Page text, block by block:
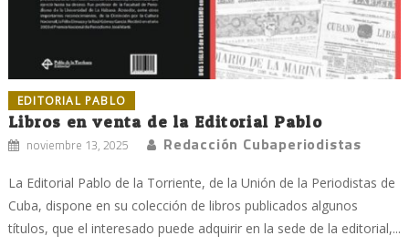
EDITORIAL PABLO
Libros en venta de la Editorial Pablo
noviembre 13, 2025 Redacción Cubaperiodistas
La Editorial Pablo de la Torriente, de la Unión de la Periodistas de
Cuba, dispone en su colección de libros publicados algunos
títulos, que el interesado puede adquirir en la sede de la editorial,...